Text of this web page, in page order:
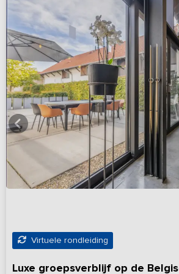
Virtuele rondleiding
Luxe groepsverblijf op de